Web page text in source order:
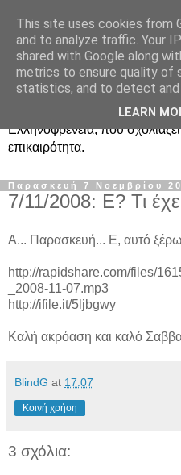
Ραδιοφωνική
Η γνωστή ραδιοφωνική
Ελληνοφρένεια, που
επικαιρότητα.
Παρασκευή 7 Νοεμβρίου
7/11/2008: Ε? Τι
Α... Παρασκευή... Ε, αυτό
http://rapidshare.com/files/
_2008-11-07.mp3
http://ifile.it/5ljbgwy
Καλή ακρόαση και καλό
BlindG at 17:07
Κοινή χρήση
3 σχόλια:
This site uses cookies from
and to analyze traffic. Your
shared with Google along
metrics to ensure quality of
statistics, and to detect and
LEARN